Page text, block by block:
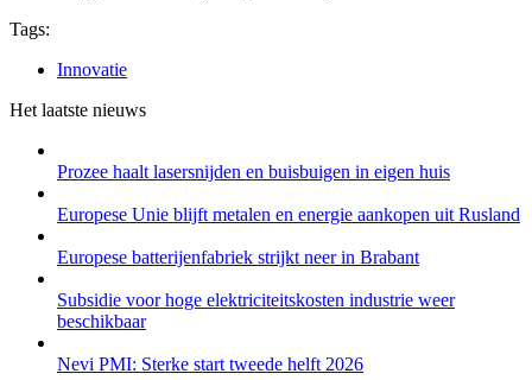
Tags:
Innovatie
Het laatste nieuws
Prozee haalt lasersnijden en buisbuigen in eigen huis
Europese Unie blijft metalen en energie aankopen uit Rusland
Europese batterijenfabriek strijkt neer in Brabant
Subsidie voor hoge elektriciteitskosten industrie weer
beschikbaar
Nevi PMI: Sterke start tweede helft 2026